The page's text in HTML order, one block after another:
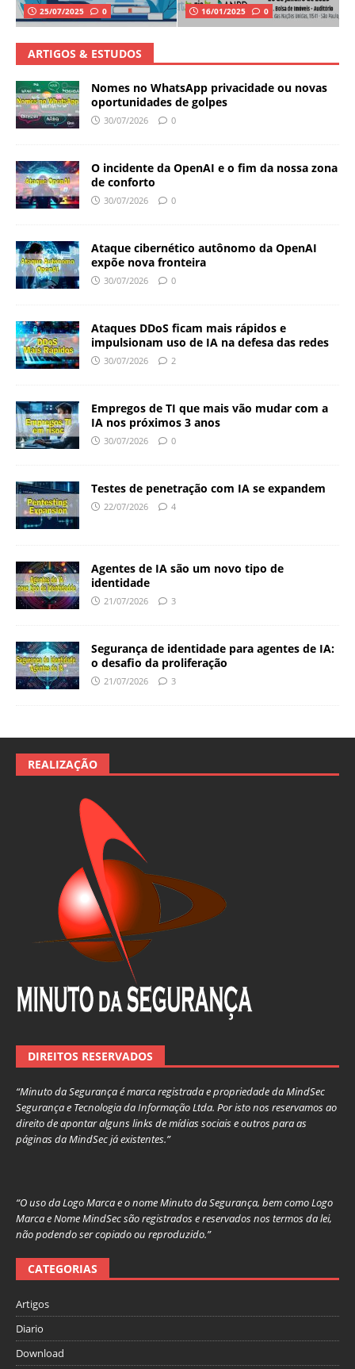
25/07/2025 0 16/01/2025 0
ARTIGOS & ESTUDOS
Nomes no WhatsApp privacidade ou novas
oportunidades de golpes
30/07/2026 0
O incidente da OpenAI e o fim da nossa zona
de conforto
30/07/2026 0
Ataque cibernético autônomo da OpenAI
expõe nova fronteira
30/07/2026 0
Ataques DDoS ficam mais rápidos e
impulsionam uso de IA na defesa das redes
30/07/2026 2
Empregos de TI que mais vão mudar com a
IA nos próximos 3 anos
30/07/2026 0
Testes de penetração com IA se expandem
22/07/2026 4
Agentes de IA são um novo tipo de
identidade
21/07/2026 3
Segurança de identidade para agentes de IA:
o desafio da proliferação
21/07/2026 3
REALIZAÇÃO
DIREITOS RESERVADOS
“Minuto da Segurança é marca registrada e propriedade da MindSec
Segurança e Tecnologia da Informação Ltda. Por isto nos reservamos ao
direito de apontar alguns links de mídias sociais e outros para as
páginas da MindSec já existentes.”
“O uso da Logo Marca e o nome Minuto da Segurança, bem como Logo
Marca e Nome MindSec são registrados e reservados nos termos da lei,
não podendo ser copiado ou reproduzido.”
CATEGORIAS
Artigos
Diario
Download